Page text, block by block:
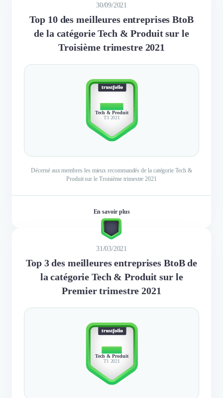
30/09/2021
Top 10 des meilleures entreprises BtoB
de la catégorie Tech & Produit sur le
Troisième trimestre 2021
TOP 10
Tech & Produit
T3 2021
Décerné aux membres les mieux recommandés de la catégorie Tech &
Produit sur le Troisième trimestre 2021
En savoir plus
31/03/2021
Top 3 des meilleures entreprises BtoB de
la catégorie Tech & Produit sur le
Premier trimestre 2021
TOP 3
Tech & Produit
T1 2021